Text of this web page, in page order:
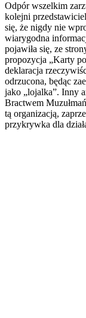
Odpór wszelkim
kolejni
się, że nigdy nie
wiarygodna
pojawiła się, ze
propozycja „Karty
deklaracja
odrzucona, będąc
jako „lojalka”. Inny
Bractwem
tą organizacją,
przykrywka dla